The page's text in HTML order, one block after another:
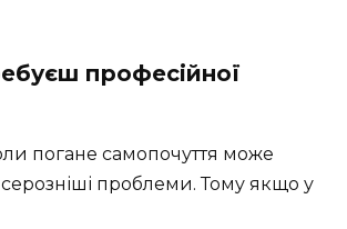
професійної
погане самопочуття може
проблеми. Тому якщо у